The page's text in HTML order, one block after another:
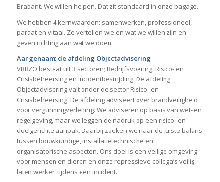
Brabant. We willen helpen. Dat zit standaard in onze bagage.
We hebben 4 kernwaarden: samenwerken, professioneel,
paraat en vitaal. Ze vertellen wie en wat we willen zijn en
geven richting aan wat we doen.
Aangenaam: de afdeling Objectadvisering
VRBZO bestaat uit 3 sectoren; Bedrijfsvoering, Risico- en
Crisisbeheersing en Incidentbestrijding. De afdeling
Objectadvisering valt onder de sector Risico- en
Crisisbeheersing. De afdeling adviseert over brandveiligheid
voor vergunningverlening. We adviseren op basis van wet- en
regelgeving, maar we leggen de nadruk op een risico- en
doelgerichte aanpak. Daarbij zoeken we naar de juiste balans
tussen bouwkundige, installatietechnische en
organisatorische aspecten. Ons doel is een veilige omgeving
voor mensen en dieren en onze repressieve collega’s veilig
laten werken tijdens een incident.